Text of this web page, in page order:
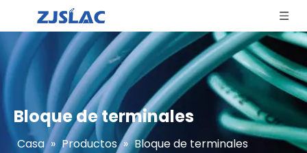
Bloque de terminales
Casa » Productos » Bloque de terminales